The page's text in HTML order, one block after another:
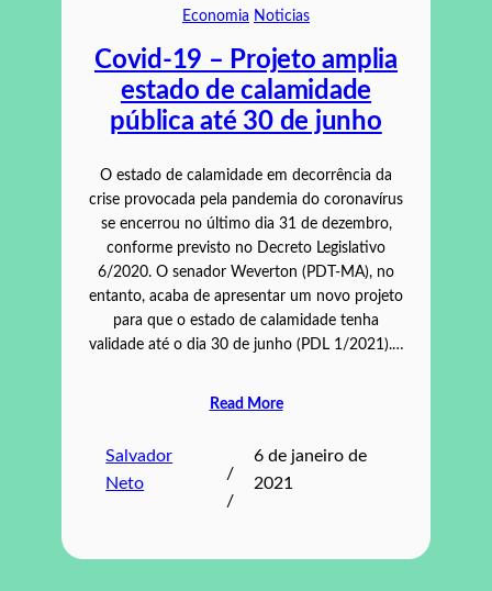
Economia Noticias
Covid-19 – Projeto amplia
estado de calamidade
pública até 30 de junho
O estado de calamidade em decorrência da
crise provocada pela pandemia do coronavírus
se encerrou no último dia 31 de dezembro,
conforme previsto no Decreto Legislativo
6/2020. O senador Weverton (PDT-MA), no
entanto, acaba de apresentar um novo projeto
para que o estado de calamidade tenha
validade até o dia 30 de junho (PDL 1/2021).…
Read More
Salvador
Neto
/
/
6 de janeiro de
2021